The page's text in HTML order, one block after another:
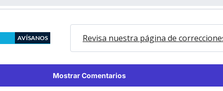
AVÍSANOS Revisa nuestra página de
Mostrar Comentarios